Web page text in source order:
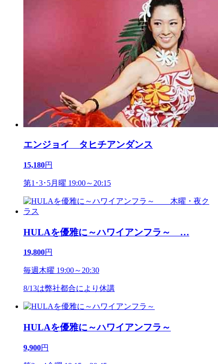
エンジョイ タヒチアンダンス
15,180円
第1･3･5月曜 19:00～20:15
HULAを優雅に～ハワイアンフラ～ …
19,800円
毎週木曜 19:00～20:30
8/13は弊社都合により休講
HULAを優雅に～ハワイアンフラ～
9,900円